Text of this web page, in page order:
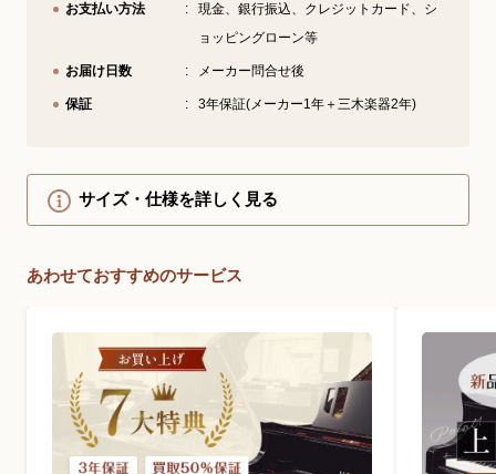
お支払い方法
現金、銀行振込、クレジットカード、シ
ョッピングローン等
お届け日数 メーカー問合せ後
保証 3年保証(メーカー1年＋三木楽器2年)
サイズ・仕様を詳しく見る
あわせておすすめのサービス